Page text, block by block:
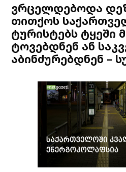
ვრცელდებოდა
თითქოს
ტურისტებს ტყეში
ტოვებდნენ ან
აბინძურებდნენ –